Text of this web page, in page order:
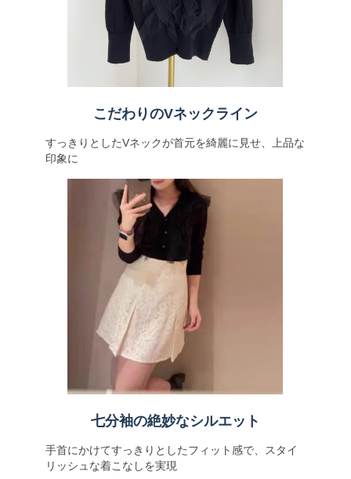
こだわりのVネックライン
すっきりとしたVネックが首元を綺麗に見せ、上品な
印象に
七分袖の絶妙なシルエット
手首にかけてすっきりとしたフィット感で、スタイ
リッシュな着こなしを実現